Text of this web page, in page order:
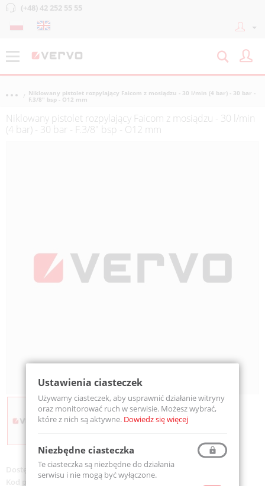
(+48) 42 252 55 55
Niklowany pistolet rozpylający Faicom z mosiądzu - 30 l/min (4 bar) - 30 bar -
F.3/8" bsp - O12 mm
Niklowany pistolet rozpylający Faicom z mosiądzu - 30 l/min
(4 bar) - 30 bar - F.3/8" bsp - O12 mm
Dostępność:Na zamówienie
Ustawienia ciasteczek
Używamy ciasteczek, aby usprawnić działanie witryny
oraz monitorować ruch w serwisie. Możesz wybrać,
które z nich są aktywne. Dowiedz się więcej
Niezbędne ciasteczka
Te ciasteczka są niezbędne do działania
serwisu i nie mogą być wyłączone.